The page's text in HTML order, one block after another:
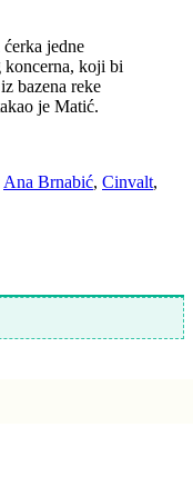
jedne
koncerna, koji bi
bazena reke
je Matić.
Ana Brnabić, Cinvalt,